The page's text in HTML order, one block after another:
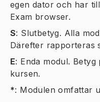
egen dator och har
Exam browser.
S: Slutbetyg. Alla
Därefter rapporteras
E: Enda modul.
kursen.
*: Modulen omfattar